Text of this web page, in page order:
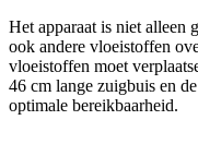
Het apparaat is niet alleen
ook andere vloeistoffen
vloeistoffen moet
46 cm lange zuigbuis en
optimale bereikbaarheid.